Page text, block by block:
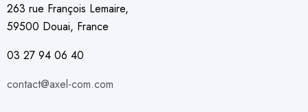
263 rue François Lemaire,
59500 Douai, France
03 27 94 06 40
contact@axel-com.com